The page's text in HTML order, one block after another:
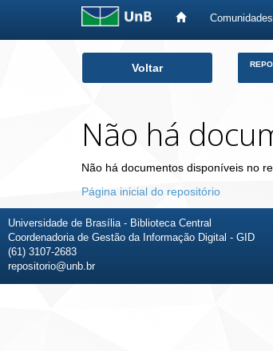
Voltar
Não há
Não há documentos disponíveis no
Página inicial do repositório
Universidade de Brasília - Biblioteca Central
Coordenadoria de Gestão da Informação Digital - GID
(61) 3107-2683
repositorio@unb.br